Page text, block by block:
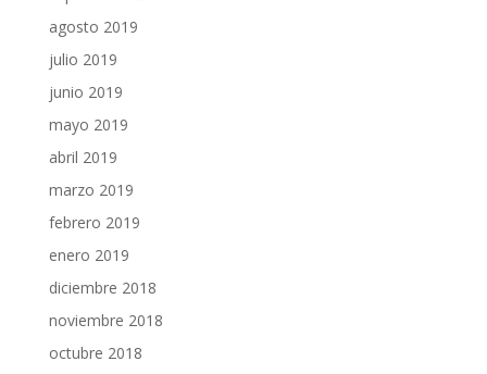
agosto 2019
julio 2019
junio 2019
mayo 2019
abril 2019
marzo 2019
febrero 2019
enero 2019
diciembre 2018
noviembre 2018
octubre 2018